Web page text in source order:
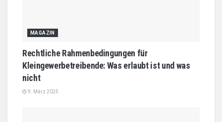
MAGAZIN
Rechtliche Rahmenbedingungen für
Kleingewerbetreibende: Was erlaubt ist und was
nicht
9. März 2025